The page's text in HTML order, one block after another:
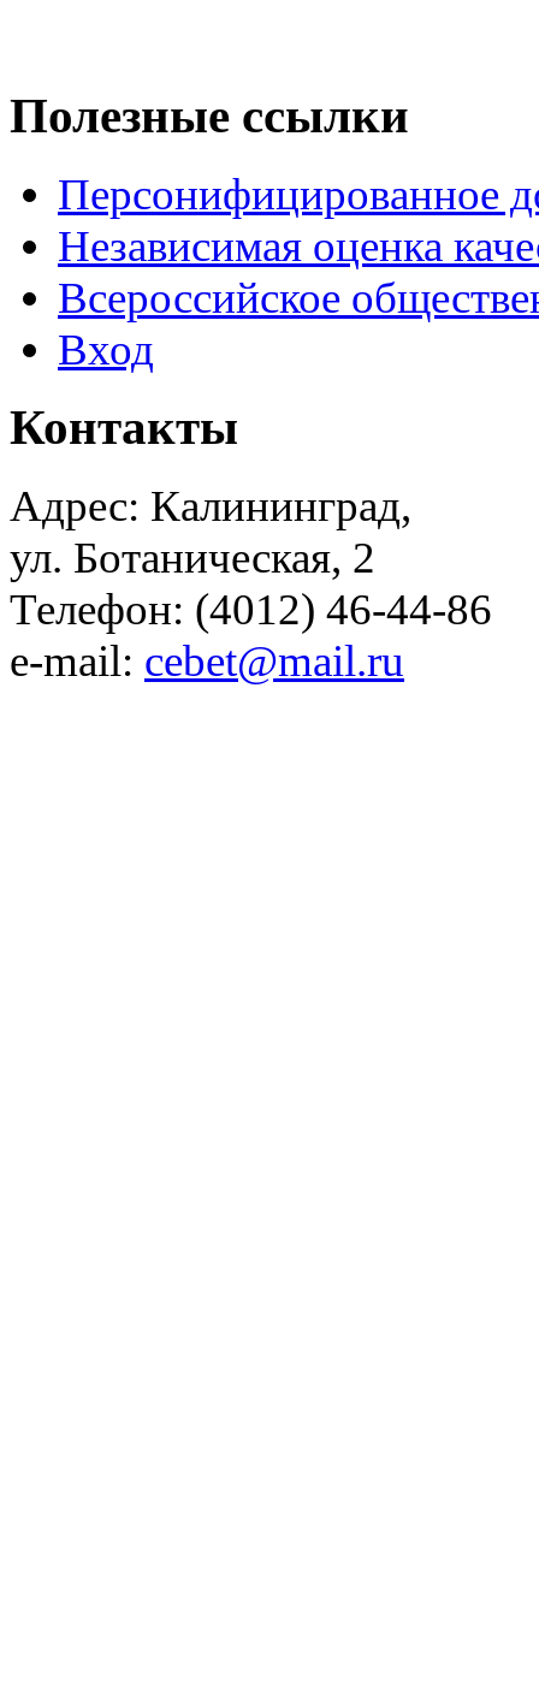
Полезные ссылки
Персонифицированное
Независимая оценка
Всероссийское
Вход
Контакты
Адрес: Калининград,
ул. Ботаническая, 2
Телефон: (4012) 46-44-86
e-mail: cebet@mail.ru